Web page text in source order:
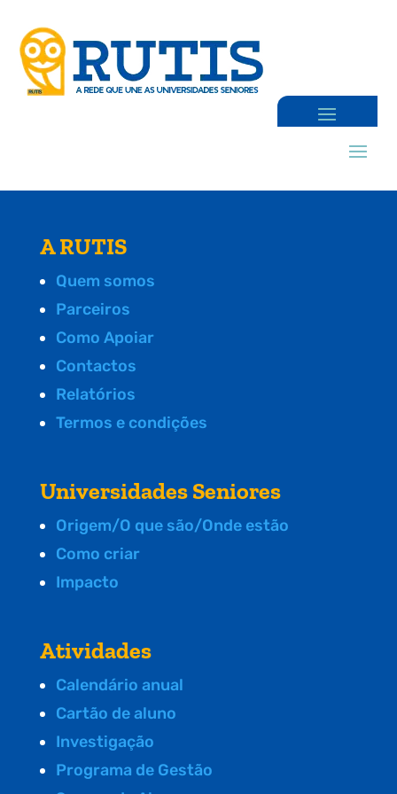
A RUTIS
Quem somos
Parceiros
Como Apoiar
Contactos
Relatórios
Termos e condições
Universidades Seniores
Origem/O que são/Onde estão
Como criar
Impacto
Atividades
Calendário anual
Cartão de aluno
Investigação
Programa de Gestão